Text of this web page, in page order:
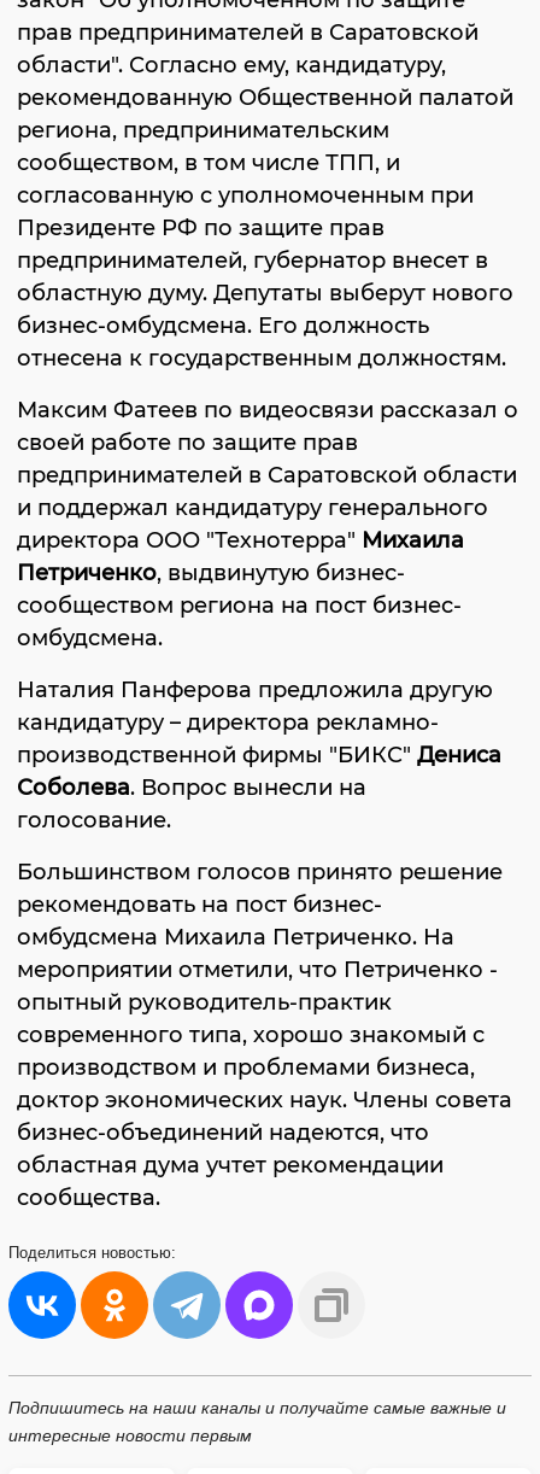
прав предпринимателей в Саратовской
области". Согласно ему, кандидатуру,
рекомендованную Общественной палатой
региона, предпринимательским
сообществом, в том числе ТПП, и
согласованную с уполномоченным при
Президенте РФ по защите прав
предпринимателей, губернатор внесет в
областную думу. Депутаты выберут нового
бизнес-омбудсмена. Его должность
отнесена к государственным должностям.
Максим Фатеев по видеосвязи рассказал о
своей работе по защите прав
предпринимателей в Саратовской области
и поддержал кандидатуру генерального
директора ООО "Технотерра" Михаила
Петриченко, выдвинутую бизнес-
сообществом региона на пост бизнес-
омбудсмена.
Наталия Панферова предложила другую
кандидатуру – директора рекламно-
производственной фирмы "БИКС" Дениса
Соболева. Вопрос вынесли на
голосование.
Большинством голосов принято решение
рекомендовать на пост бизнес-
омбудсмена Михаила Петриченко. На
мероприятии отметили, что Петриченко -
опытный руководитель-практик
современного типа, хорошо знакомый с
производством и проблемами бизнеса,
доктор экономических наук. Члены совета
бизнес-объединений надеются, что
областная дума учтет рекомендации
сообщества.
Поделиться новостью:
Подпишитесь на наши каналы и получайте самые важные и
интересные новости первым